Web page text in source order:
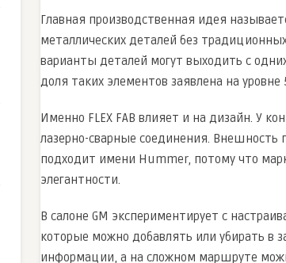
Главная производственная идея
металлических деталей без
варианты деталей могут выходить с
доля таких элементов заявлена на уровне
Именно FLEX FAB влияет и на дизайн. У
лазерно-сварные соединения. Внешность
подходит имени Hummer, потому что
элегантности.
В салоне GM экспериментирует с
которые можно добавлять или убирать в
информации, а на сложном маршруте